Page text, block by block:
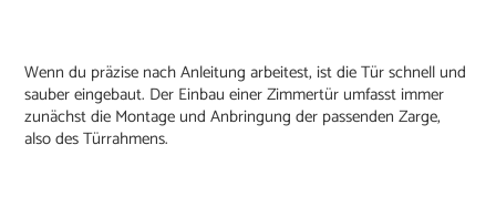
Wenn du präzise nach Anleitung arbeitest, ist die Tür schnell und
sauber eingebaut. Der Einbau einer Zimmertür umfasst immer
zunächst die Montage und Anbringung der passenden Zarge,
also des Türrahmens.